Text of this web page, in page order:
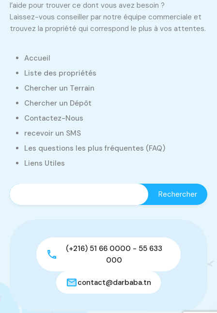
l’aide pour trouver ce dont vous avez besoin ?
Laissez-vous conseiller par notre équipe commerciale et
trouvez la propriété qui correspond le plus à vos attentes.
Accueil
Liste des propriétés
Chercher un Terrain
Chercher un Dépôt
Contactez-Nous
recevoir un SMS
Les questions les plus fréquentes (FAQ)
Liens Utiles
(+216) 51 66 0000 - 55 633
000
contact@darbaba.tn